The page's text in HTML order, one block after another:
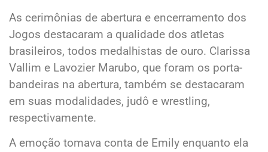
As cerimônias de abertura e encerramento dos
Jogos destacaram a qualidade dos atletas
brasileiros, todos medalhistas de ouro. Clarissa
Vallim e Lavozier Marubo, que foram os porta-
bandeiras na abertura, também se destacaram
em suas modalidades, judô e wrestling,
respectivamente.
A emoção tomava conta de Emily enquanto ela